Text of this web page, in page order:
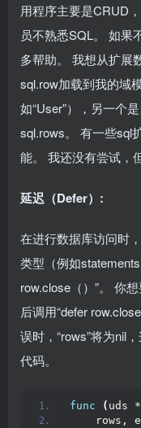
用程序主要是CRUD
员不熟悉SQL。 如果
多帮助。 我想从扩展
sql.row加载到我的域
如“User”），另一个
sql.rows。 有一些sql
能。 我还没有尝试，
延迟（Defer）:
在进行数据库访问时
类型（例如
row.close（）”。 你
后调用“defer
误时，“rows”将为nil
代码。
func ( uds
rows,